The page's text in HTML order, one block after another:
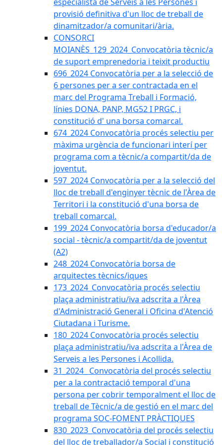
provisió definitiva d'un lloc de treball de
dinamitzador/a comunitari/ària.
CONSORCI
MOIANÈS_129_2024_Convocatòria tècnic/a
de suport emprenedoria i teixit productiu
696_2024 Convocatòria per a la selecció de
6 persones per a ser contractada en el
marc del Programa Treball i Formació,
línies DONA, PANP, MG52 I PRGC, i
constitució d' una borsa comarcal.
674_2024 Convocatòria procés selectiu per
màxima urgència de funcionari interí per
programa com a tècnic/a compartit/da de
joventut.
597_2024 Convocatòria per a la selecció del
lloc de treball d'enginyer tècnic de l'Àrea de
Territori i la constitució d'una borsa de
treball comarcal.
199_2024 Convocatòria borsa d'educador/a
social - tècnic/a compartit/da de joventut
(A2)
248_2024 Convocatòria borsa de
arquitectes tècnics/iques
173_2024_Convocatòria procés selectiu
plaça administratiu/iva adscrita a l'Àrea
d'Administració General i Oficina d'Atenció
Ciutadana i Turisme.
180_2024 Convocatòria procés selectiu
plaça administratiu/iva adscrita a l'Àrea de
Serveis a les Persones i Acollida.
31_2024_ Convocatòria del procés selectiu
per a la contractació temporal d'una
persona per cobrir temporalment el lloc de
treball de Tècnic/a de gestió en el marc del
programa SOC-FOMENT PRÀCTIQUES
830_2023_Convocatòria del procés selectiu
del lloc de treballador/a Social i constitució